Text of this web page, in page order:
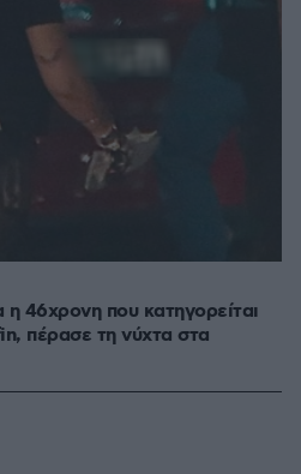
46χρονη που κατηγορείται
πέρασε τη νύχτα στα